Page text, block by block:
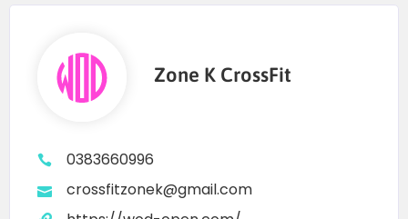
Zone K CrossFit
0383660996
crossfitzonek@gmail.com